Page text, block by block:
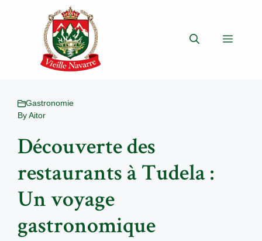
Menu
Gastronomie
ByAitor
Découverte des
restaurants à Tudela :
Un voyage
gastronomique